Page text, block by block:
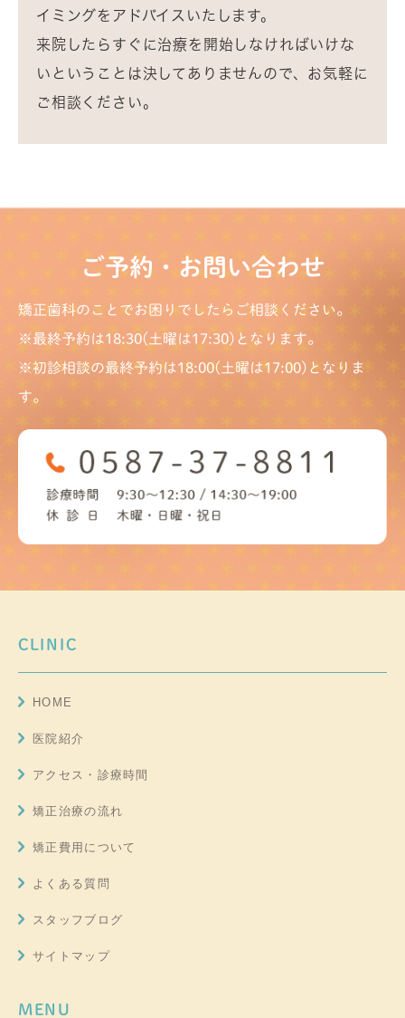
イミングをアドバイスいたします。
来院したらすぐに治療を開始しなければいけな
いということは決してありませんので、お気軽に
ご相談ください。
ご予約・お問い合わせ
矯正歯科のことでお困りでしたらご相談ください。
※最終予約は18:30(土曜は17:30)となります。
※初診相談の最終予約は18:00(土曜は17:00)となりま
す。
CLINIC
HOME
医院紹介
アクセス・診療時間
矯正治療の流れ
矯正費用について
よくある質問
スタッフブログ
サイトマップ
MENU